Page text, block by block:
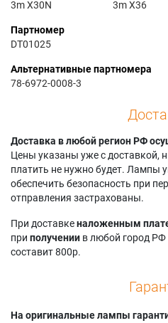
3m X30N 3m X36
Партномер
DT01025
Альтернативные партномера
78-6972-0008-3
Доставка в любой регион РФ
Цены указаны уже с доставкой,
платить не нужно будет. Лампы
обеспечить безопасность при
отправления застрахованы.
При доставкеналоженным
при получении в любой город РФ
составит 800р.
На оригинальные лампы